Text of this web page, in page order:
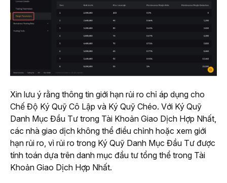
Xin lưu ý rằng thông tin giới hạn rủi ro chỉ áp dụng cho
Chế Độ Ký Quỹ Cô Lập và Ký Quỹ Chéo. Với Ký Quỹ
Danh Mục Đầu Tư trong Tài Khoản Giao Dịch Hợp Nhất,
các nhà giao dịch không thể điều chỉnh hoặc xem giới
hạn rủi ro, vì rủi ro trong Ký Quỹ Danh Mục Đầu Tư được
tính toán dựa trên danh mục đầu tư tổng thể trong Tài
Khoản Giao Dịch Hợp Nhất.